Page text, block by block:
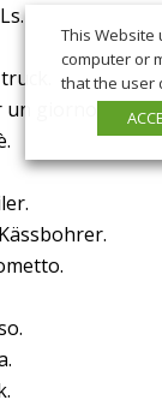
un giorno.
This Website
computer or
that the user